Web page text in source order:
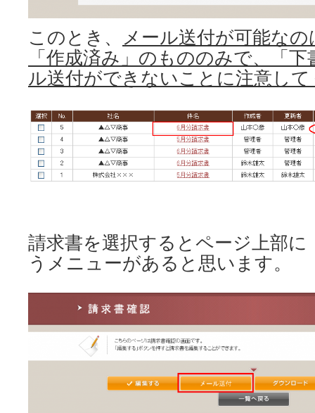
このとき、 メール送付が可能な
「作成済み」のもののみで、「
ル送付ができないことに注意し
請求書を選択するとページ上部
うメニューがあると思います。